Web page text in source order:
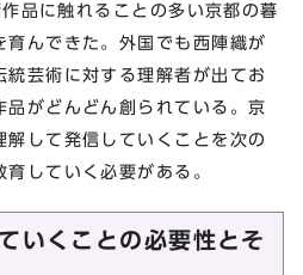
品に触れることの多い京都の暮
育んできた。外国でも西陣織が
芸術に対する理解者が出てお
品がどんどん創られている。京
して発信していくことを次の
していく必要がある。
いくことの必要性とそ